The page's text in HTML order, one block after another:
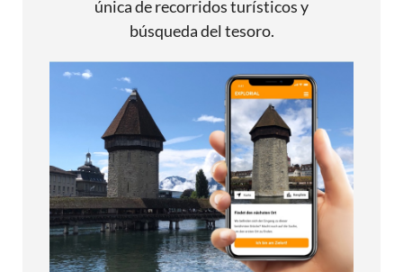
única de recorridos turísticos y
búsqueda del tesoro.